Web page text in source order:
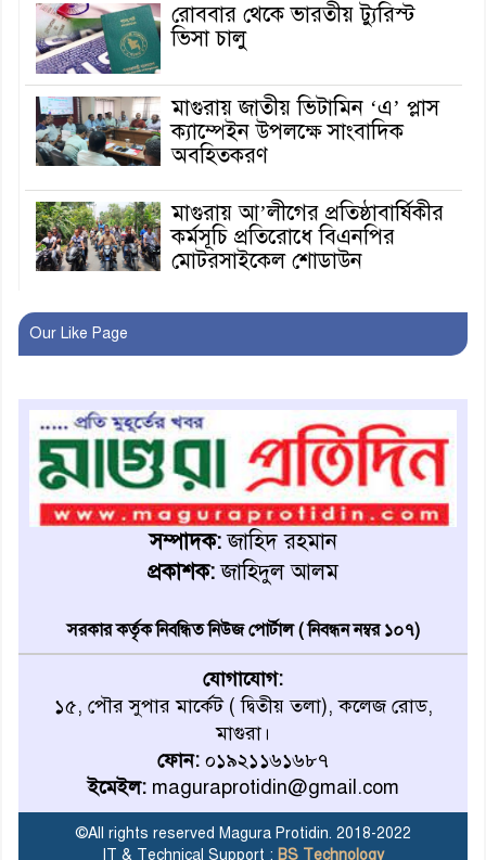
রোববার থেকে ভারতীয় ট্যুরিস্ট
ভিসা চালু
মাগুরায় জাতীয় ভিটামিন ‘এ’ প্লাস
ক্যাম্পেইন উপলক্ষে সাংবাদিক
অবহিতকরণ
মাগুরায় আ’লীগের প্রতিষ্ঠাবার্ষিকীর
কর্মসূচি প্রতিরোধে বিএনপির
মোটরসাইকেল শোডাউন
খুব শিঘ্রই কর্মস্থলে ফিরবেন
মহম্মদপুর থানার ওসিকে ক্লোজ
বাবার হাতে বিক্রি টুকটুকি পুলিশের
সহযোগিতায় ফিরলো মায়ের
কোলে
বিক্ষোভ-সিসি ক্যামেরা ফুটেজ
যাচাইয়ের দাবি অভিযুক্ত শিক্ষকের
মাগুরার কথিত মাদক সম্রাট
আমিরুল গ্রেফতার
মাগুরায় আর্জেন্টিনা ফুটবল
ভক্তদের বর্ণাঢ্য শোভাযাত্রা
Our Like Page
সম্পাদক:জাহিদ রহমান
প্রকাশক:জাহিদুল আলম
সরকার কর্তৃক নিবন্ধিত নিউজ পোর্টাল ( নিবন্ধন নম্বর ১০৭)
যোগাযোগ:
১৫, পৌর সুপার মার্কেট ( দ্বিতীয় তলা), কলেজ রোড,
মাগুরা।
ফোন: ০১৯২১১৬১৬৮৭
ইমেইল: maguraprotidin@gmail.com
©All rights reserved Magura Protidin. 2018-2022
IT & Technical Support : BS Technology